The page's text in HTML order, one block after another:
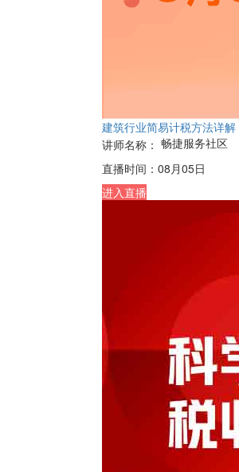
建筑行业简易计税方法详解
讲师名称： 畅捷服务社区
直播时间： 08月05日
进入直播